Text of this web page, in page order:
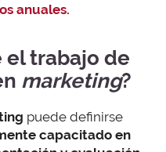
anuales.
el trabajo de
marketing?
puede definirse
capacitado en